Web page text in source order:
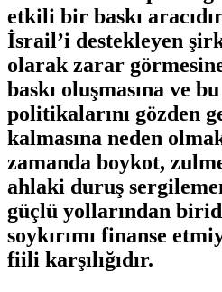
etkili bir baskı
İsrail’i destekleyen
olarak zarar
baskı oluşmasına ve
politikalarını gözden
kalmasına neden
zamanda boykot,
ahlaki duruş
güçlü yollarından
soykırımı finanse
fiili karşılığıdır.